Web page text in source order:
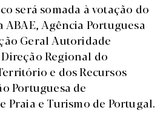
será somada à votação do
Agência Portuguesa
Geral Autoridade
Regional do
e dos Recursos
Portuguesa de
Praia e Turismo de Portugal.